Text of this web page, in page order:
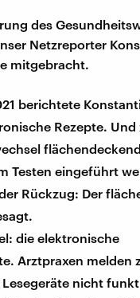
des
Netzreporter
mitgebracht.
berichtete
Rezepte. Und
Testen eingeführt
Rückzug: Der
die elektronische
Arztpraxen melden
nicht